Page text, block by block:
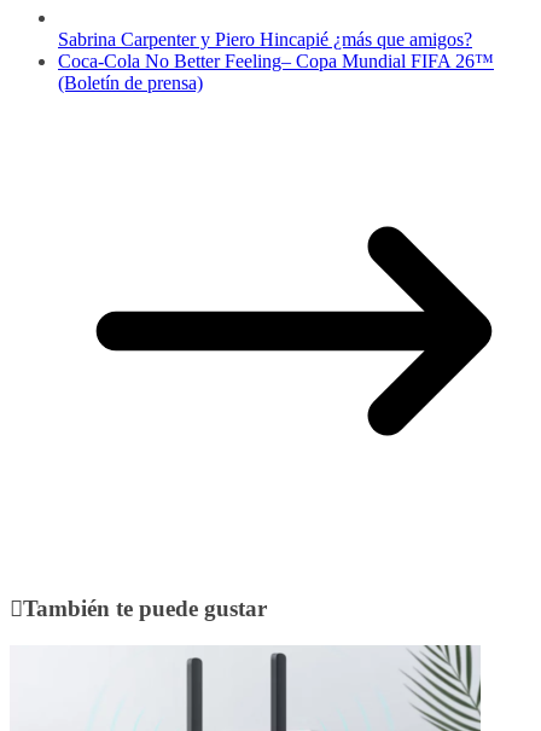
Sabrina Carpenter y Piero Hincapié ¿más que amigos?
Coca-Cola No Better Feeling– Copa Mundial FIFA 26™
(Boletín de prensa)
También te puede gustar